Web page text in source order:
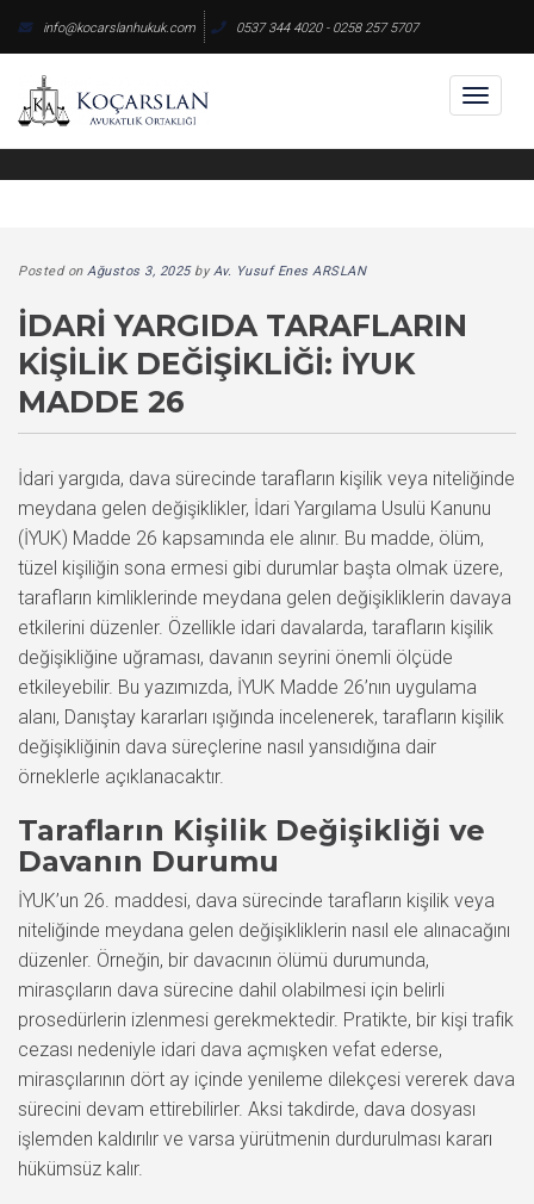
content
info@kocarslanhukuk.com 0537 344 4020 - 0258 257 5707
Posted on Ağustos 3, 2025byAv. Yusuf Enes ARSLAN
İDARI YARGIDA TARAFLARIN
KIŞILIK DEĞIŞIKLIĞI: İYUK
MADDE 26
İdari yargıda, dava sürecinde tarafların kişilik veya niteliğinde
meydana gelen değişiklikler, İdari Yargılama Usulü Kanunu
(İYUK) Madde 26 kapsamında ele alınır. Bu madde, ölüm,
tüzel kişiliğin sona ermesi gibi durumlar başta olmak üzere,
tarafların kimliklerinde meydana gelen değişikliklerin davaya
etkilerini düzenler. Özellikle idari davalarda, tarafların kişilik
değişikliğine uğraması, davanın seyrini önemli ölçüde
etkileyebilir. Bu yazımızda, İYUK Madde 26’nın uygulama
alanı, Danıştay kararları ışığında incelenerek, tarafların kişilik
değişikliğinin dava süreçlerine nasıl yansıdığına dair
örneklerle açıklanacaktır.
Tarafların Kişilik Değişikliği ve
Davanın Durumu
İYUK’un 26. maddesi, dava sürecinde tarafların kişilik veya
niteliğinde meydana gelen değişikliklerin nasıl ele alınacağını
düzenler. Örneğin, bir davacının ölümü durumunda,
mirasçıların dava sürecine dahil olabilmesi için belirli
prosedürlerin izlenmesi gerekmektedir. Pratikte, bir kişi trafik
cezası nedeniyle idari dava açmışken vefat ederse,
mirasçılarının dört ay içinde yenileme dilekçesi vererek dava
sürecini devam ettirebilirler. Aksi takdirde, dava dosyası
işlemden kaldırılır ve varsa yürütmenin durdurulması kararı
hükümsüz kalır.